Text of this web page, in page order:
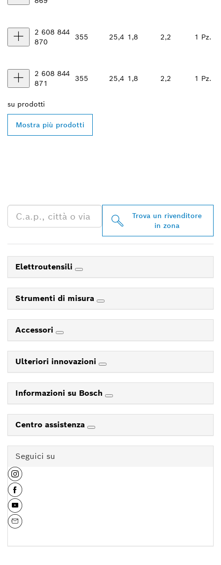
2 608 844
870
355 25,4 1,8 2,2 1 Pz.
2 608 844
871
355 25,4 1,8 2,2 1 Pz.
su prodotti
Mostra più prodotti
Trova un rivenditore
in zona
Elettroutensili
Strumenti di misura
Accessori
Ulteriori innovazioni
Informazioni su Bosch
Centro assistenza
Seguici su